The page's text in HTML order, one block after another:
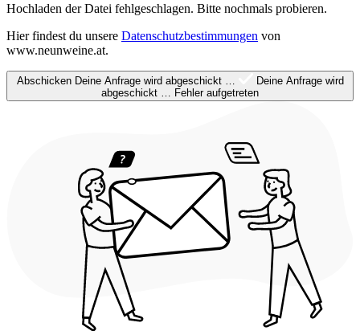
Hochladen der Datei fehlgeschlagen. Bitte nochmals probieren.
Hier findest du unsere Datenschutzbestimmungen von
www.neunweine.at.
Abschicken Deine Anfrage wird abgeschickt …
Deine Anfrage wird
abgeschickt … Fehler aufgetreten